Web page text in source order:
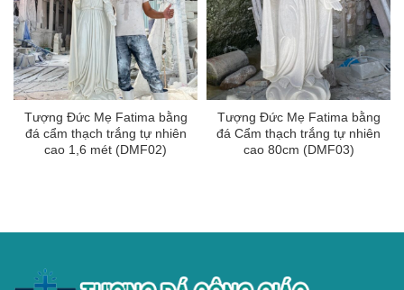
Tượng Đức Mẹ Fatima bằng
đá cẩm thạch trắng tự nhiên
cao 1,6 mét (DMF02)
Tượng Đức Mẹ Fatima bằng
đá Cẩm thạch trắng tự nhiên
cao 80cm (DMF03)